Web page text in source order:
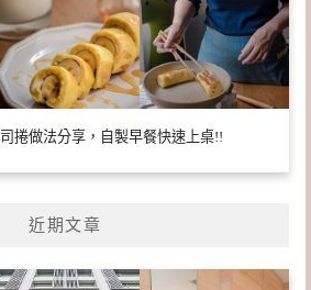
捲做法分享，自製早餐快速上桌!!
近期文章